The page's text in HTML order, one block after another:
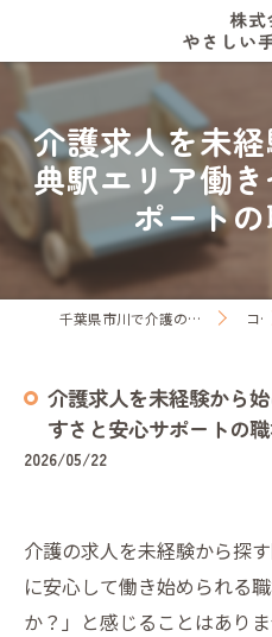
介護求人を未
典駅エリア働
ポート
千葉県市川で介護の求人なら株式会社やさしい手ハーネス コラム
介護求人を未経験から
すさと安心サポートの
2026/05/22
介護の求人を未経験から探
に安心して働き始められる
か？」と感じることはあり